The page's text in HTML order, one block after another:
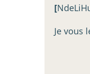
[
Je vous